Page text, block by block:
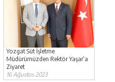
Yozgat Süt İşletme
Müdürümüzden Rektör Yaşar’a
Ziyaret
16 Ağustos 2023